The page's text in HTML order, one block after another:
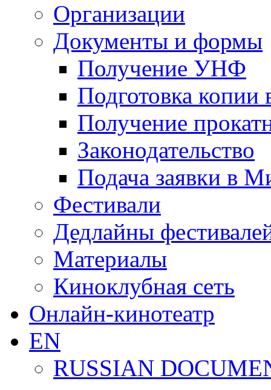
Организации
Документы и формы
Получение УНФ
Подготовка копии
Получение
Законодательство
Подача заявки в
Фестивали
Дедлайны
Материалы
Киноклубная сеть
Онлайн-кинотеатр
EN
RUSSIAN